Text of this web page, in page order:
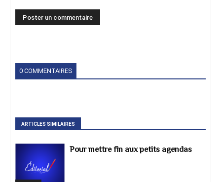
0 COMMENTAIRES
ARTICLES SIMILAIRES
Pour mettre fin aux petits agendas